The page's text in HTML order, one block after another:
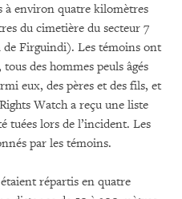
à environ quatre kilomètres
du cimetière du secteur 7
de Firguindi). Les témoins ont
des hommes peuls âgés
eux, des pères et des fils, et
Watch a reçu une liste
tuées lors de l’incident. Les
par les témoins.
répartis en quatre